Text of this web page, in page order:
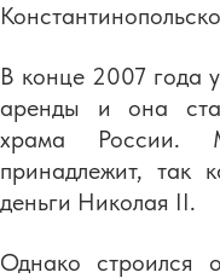
В конце 2007 года
аренды и она
храма России.
принадлежит, так
деньги Николая II.
Однако строился